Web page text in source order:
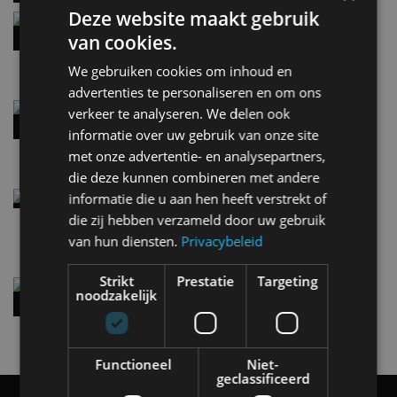
Hennessey Blackbird krijgt atmosferische V8 en
handbak: soms is eenvoud leuker
5 aug
Audi A2 e-Tron mikt op verbruik van 12,8 kWh
per 100 kilometer
4 aug
Elektrische Geely E2 (tijdelijk) net zo goedkoop
als een Renault Twingo
Vernieuwde Hyundai Ioniq 6 rijdt tot 680
kilometer en wordt goedkoper
Deze website maakt gebruik
van cookies.
We gebruiken cookies om inhoud en
advertenties te personaliseren en om ons
verkeer te analyseren. We delen ook
informatie over uw gebruik van onze site
met onze advertentie- en analysepartners,
die deze kunnen combineren met andere
informatie die u aan hen heeft verstrekt of
die zij hebben verzameld door uw gebruik
van hun diensten. Privacybeleid
Strikt
noodzakelijk
Prestatie Targeting
Functioneel
Niet-
geclassificeerd